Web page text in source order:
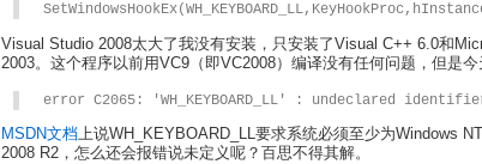
Visual Studio 2008太大了我没有安装，只安装了Visual C++ 6.0和
2003。这个程序以前用VC9（即VC2008）编译没有任何问题，但是
error C2065: 'WH_KEYBOARD_LL' : undeclared
MSDN文档上说WH_KEYBOARD_LL要求系统必须至少为Windows
2008 R2，怎么还会报错说未定义呢？百思不得其解。